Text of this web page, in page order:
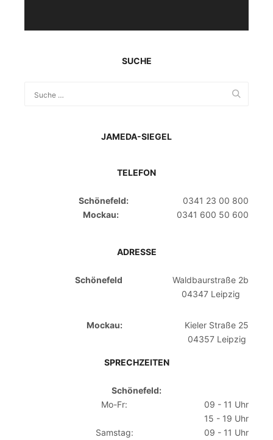
SUCHE
JAMEDA-SIEGEL
TELEFON
Schönefeld:
0341 23 00 800
Mockau:
0341 600 50 600
ADRESSE
Schönefeld
Waldbaurstraße 2b
04347 Leipzig
Mockau:
Kieler Straße 25
04357 Leipzig
SPRECHZEITEN
Schönefeld:
Mo-Fr:
09 - 11 Uhr
15 - 19 Uhr
Samstag:
09 - 11 Uhr